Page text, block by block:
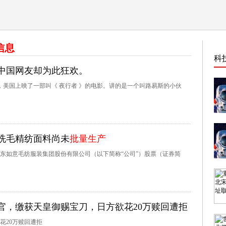
息
网友却为此狂欢。
国上映了一部叫《 夜行者 》的电影。讲的是一个叫路易斯的小伙
毛精纺面料尚未批量生产
如意毛纺服装集团股份有限公司（以下简称“公司”）股票（证券简
，缴获天皇御赐宝刀，日方欲花20万赎回遭拒
20万赎回遭拒
科